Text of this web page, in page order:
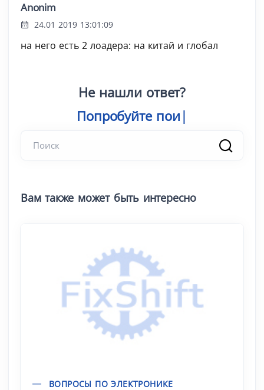
Anonim
24.01 2019 13:01:09
на него есть 2 лоадера: на китай и глобал
Не нашли ответ?
Попробуйте поиск
Вам также может быть интересно
ВОПРОСЫ ПО ЭЛЕКТРОНИКЕ